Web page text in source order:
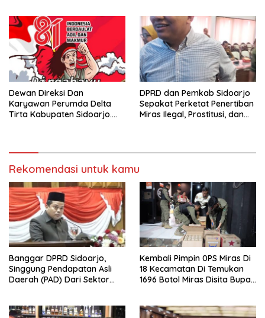
Dewan Direksi Dan
Karyawan Perumda Delta
Tirta Kabupaten Sidoarjo.
Agustus Tahun 2026
DPRD dan Pemkab Sidoarjo
Sepakat Perketat Penertiban
Miras Ilegal, Prostitusi, dan
Rekomendasi untuk kamu
Banggar DPRD Sidoarjo,
Singgung Pendapatan Asli
Daerah (PAD) Dari Sektor
Evaluasi Secara Menyeluruh
Kembali Pimpin 0PS Miras Di
18 Kecamatan Di Temukan
1696 Botol Miras Disita Bupati